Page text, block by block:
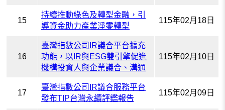
15
持續推動綠色及轉型金融，引
導資金助力產業淨零轉型
115年02月18日
16
臺灣指數公司IR議合平台擴充
功能，以IR與ESG雙引擎促進
機構投資人與企業議合、溝通
115年02月10日
17
臺灣指數公司IR議合服務平台
發布TIP台灣永續評鑑報告
115年02月09日